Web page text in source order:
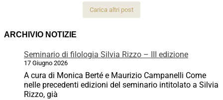
Carica altri post
ARCHIVIO NOTIZIE
Seminario di filologia Silvia Rizzo – III edizione
17 Giugno 2026
A cura di Monica Berté e Maurizio Campanelli Come
nelle precedenti edizioni del seminario intitolato a Silvia
Rizzo, già